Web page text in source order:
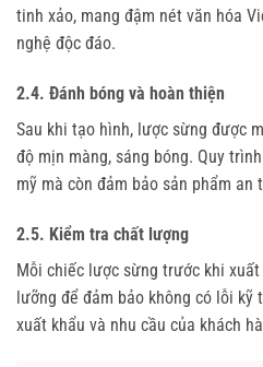
tinh xảo, mang đậm nét văn hóa
nghệ độc đáo.
2.4. Đánh bóng và hoàn thiện
Sau khi tạo hình, lược sừng được
độ mịn màng, sáng bóng. Quy
mỹ mà còn đảm bảo sản phẩm an
2.5. Kiểm tra chất lượng
Mỗi chiếc lược sừng trước khi
lưỡng để đảm bảo không có lỗi kỹ
xuất khẩu và nhu cầu của khách